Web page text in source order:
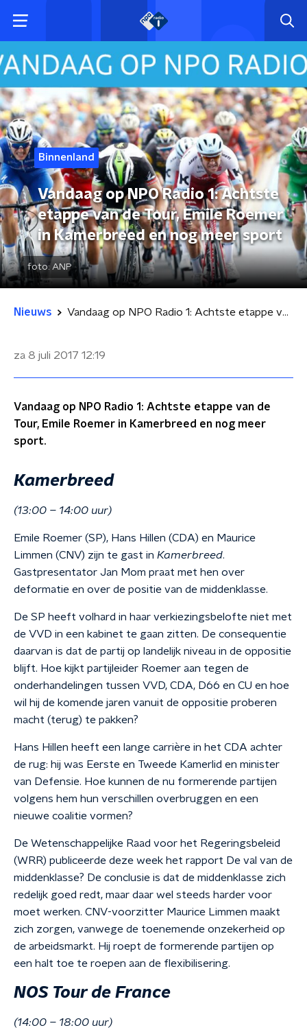
Binnenland
Vandaag op NPO Radio 1: Achtste
etappe van de Tour, Emile Roemer
in Kamerbreed en nog meer sport
foto: ANP
Nieuws Vandaag op NPO Radio 1: Achtste etappe van de Tour, Emile Roemer in Kamerbreed en nog meer sport
za 8 juli 2017 12:19
Vandaag op NPO Radio 1: Achtste etappe van de
Tour, Emile Roemer in Kamerbreed en nog meer
sport.
Kamerbreed
(13:00 – 14:00 uur)
Emile Roemer (SP), Hans Hillen (CDA) en Maurice
Limmen (CNV) zijn te gast in Kamerbreed.
Gastpresentator Jan Mom praat met hen over
deformatie en over de positie van de middenklasse.
De SP heeft volhard in haar verkiezingsbelofte niet met
de VVD in een kabinet te gaan zitten. De consequentie
daarvan is dat de partij op landelijk niveau in de oppositie
blijft. Hoe kijkt partijleider Roemer aan tegen de
onderhandelingen tussen VVD, CDA, D66 en CU en hoe
wil hij de komende jaren vanuit de oppositie proberen
macht (terug) te pakken?
Hans Hillen heeft een lange carrière in het CDA achter
de rug: hij was Eerste en Tweede Kamerlid en minister
van Defensie. Hoe kunnen de nu formerende partijen
volgens hem hun verschillen overbruggen en een
nieuwe coalitie vormen?
De Wetenschappelijke Raad voor het Regeringsbeleid
(WRR) publiceerde deze week het rapport De val van de
middenklasse? De conclusie is dat de middenklasse zich
redelijk goed redt, maar daar wel steeds harder voor
moet werken. CNV-voorzitter Maurice Limmen maakt
zich zorgen, vanwege de toenemende onzekerheid op
de arbeidsmarkt. Hij roept de formerende partijen op
een halt toe te roepen aan de flexibilisering.
NOS Tour de France
(14:00 – 18:00 uur)